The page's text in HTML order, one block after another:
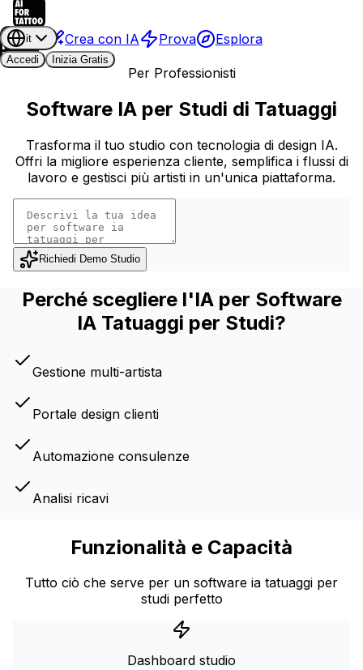
Crea con IA Prova Esplora
it
Accedi
Inizia Gratis
Per Professionisti
Software IA per Studi di Tatuaggi
Trasforma il tuo studio con tecnologia di design IA.
Offri la migliore esperienza cliente, semplifica i flussi di
lavoro e gestisci più artisti in un'unica piattaforma.
Richiedi Demo Studio
Perché scegliere l'IA per Software
IA Tatuaggi per Studi?
Gestione multi-artista
Portale design clienti
Automazione consulenze
Analisi ricavi
Funzionalità e Capacità
Tutto ciò che serve per un software ia tatuaggi per
studi perfetto
Dashboard studio